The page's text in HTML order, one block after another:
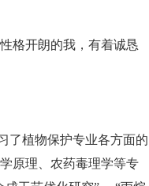
格开朗的我，有着诚恳
了植物保护专业各方面的
原理、农药毒理学等专